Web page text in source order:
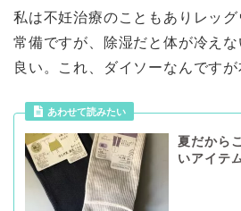
私は不妊治療のこともありレッ
常備ですが、除湿だと体が冷え
良い。これ、ダイソーなんですが
夏だから
いアイテ